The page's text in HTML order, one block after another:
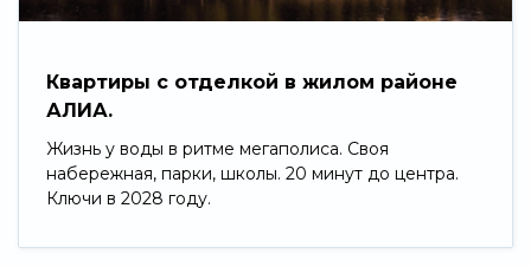
Квартиры с отделкой в жилом районе
АЛИА.
Жизнь у воды в ритме мегаполиса. Своя
набережная, парки, школы. 20 минут до центра.
Ключи в 2028 году.